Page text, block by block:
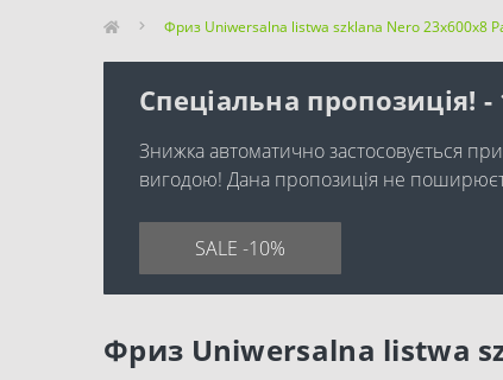
Фриз Uniwersalna listwa szklana Nero 23x600x8
Спеціальна пропозиція!
Знижка автоматично застосовується
вигодою! Дана пропозиція не
SALE -10%
Фриз Uniwersalna listwa